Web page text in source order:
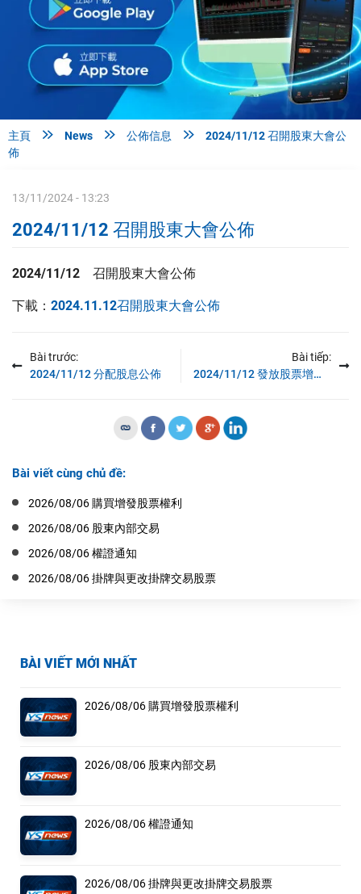
主頁  News  公佈信息 
2024/11/12 召開股東大會公
佈
BÀI VIẾT MỚI NHẤT
2026/08/06 購買增發股票權利
2026/08/06 股東內部交易
2026/08/06 權證通知
2026/08/06 掛牌與更改掛牌交易股票
13/11/2024 - 13:23
2024/11/12 召開股東大會公佈
2024/11/12 召開股東大會公佈
下載： 2024.11.12召開股東大會公佈
Bài trước:
2024/11/12 分配股息公佈
Bài tiếp:
2024/11/12 發放股票增長股資公佈
Bài viết cùng chủ đề:
2026/08/06 購買增發股票權利
2026/08/06 股東內部交易
2026/08/06 權證通知
2026/08/06 掛牌與更改掛牌交易股票